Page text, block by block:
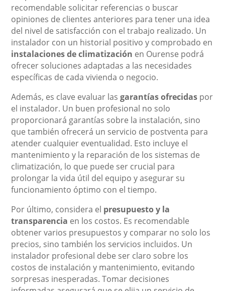
recomendable solicitar referencias o buscar
opiniones de clientes anteriores para tener una idea
del nivel de satisfacción con el trabajo realizado. Un
instalador con un historial positivo y comprobado en
instalaciones de climatización en Ourense podrá
ofrecer soluciones adaptadas a las necesidades
específicas de cada vivienda o negocio.
Además, es clave evaluar lasgarantías ofrecidas por
el instalador. Un buen profesional no solo
proporcionará garantías sobre la instalación, sino
que también ofrecerá un servicio de postventa para
atender cualquier eventualidad. Esto incluye el
mantenimiento y la reparación de los sistemas de
climatización, lo que puede ser crucial para
prolongar la vida útil del equipo y asegurar su
funcionamiento óptimo con el tiempo.
Por último, considera el presupuesto y la
transparencia en los costos. Es recomendable
obtener varios presupuestos y comparar no solo los
precios, sino también los servicios incluidos. Un
instalador profesional debe ser claro sobre los
costos de instalación y mantenimiento, evitando
sorpresas inesperadas. Tomar decisiones